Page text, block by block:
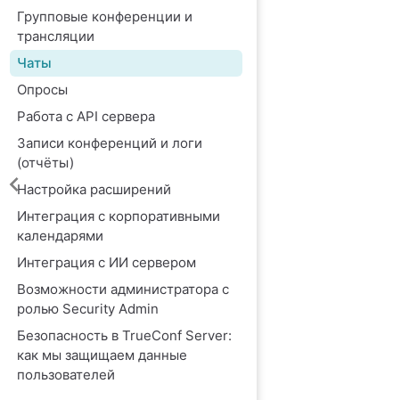
Групповые конференции и
трансляции
Чаты
Опросы
Работа с API сервера
Записи конференций и логи
(отчёты)
Настройка расширений
Интеграция с корпоративными
календарями
Интеграция с ИИ сервером
Возможности администратора с
ролью Security Admin
Безопасность в TrueConf Server:
как мы защищаем данные
пользователей